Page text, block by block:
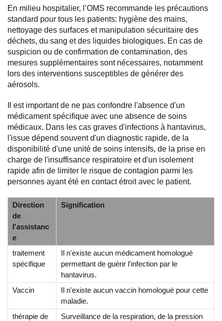
En milieu hospitalier, l’OMS recommande les précautions
standard pour tous les patients: hygiène des mains,
nettoyage des surfaces et manipulation sécuritaire des
déchets, du sang et des liquides biologiques. En cas de
suspicion ou de confirmation de contamination, des
mesures supplémentaires sont nécessaires, notamment
lors des interventions susceptibles de générer des
aérosols.
Il est important de ne pas confondre l'absence d'un
médicament spécifique avec une absence de soins
médicaux. Dans les cas graves d'infections à hantavirus,
l'issue dépend souvent d'un diagnostic rapide, de la
disponibilité d'une unité de soins intensifs, de la prise en
charge de l'insuffisance respiratoire et d'un isolement
rapide afin de limiter le risque de contagion parmi les
personnes ayant été en contact étroit avec le patient.
Direction
de
l'assistanc
e
Signification
traitement
spécifique
Il n'existe aucun médicament homologué
permettant de guérir l'infection par le
hantavirus.
Vaccin
Il n'existe aucun vaccin homologué pour cette
maladie.
thérapie de
Surveillance de la respiration, de la pression